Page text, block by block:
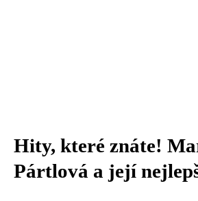
Hity, které znáte!
Pártlová a její